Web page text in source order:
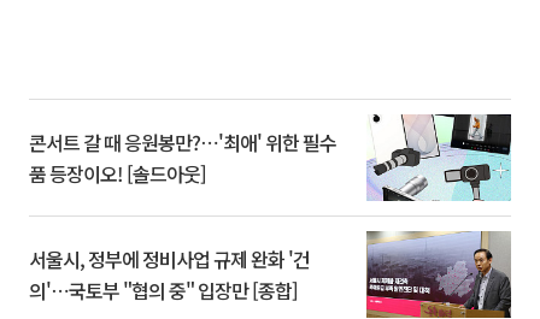
콘서트 갈 때 응원봉만?⋯'최애' 위한 필수
품 등장이오! [솔드아웃]
서울시, 정부에 정비사업 규제 완화 '건
의'⋯국토부 "협의 중" 입장만 [종합]